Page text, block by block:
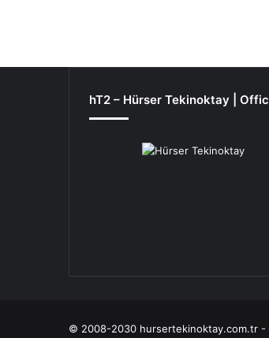
hT2 – Hürser Tekinoktay |
© 2008-2030 hursertekinoktay.com.tr -